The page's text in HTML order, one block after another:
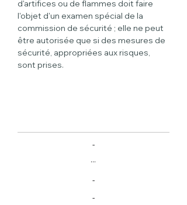
d'artifices ou de flammes doit faire
l'objet d'un examen spécial de la
commission de sécurité ; elle ne peut
être autorisée que si des mesures de
sécurité, appropriées aux risques,
sont prises.
-
...
-
-